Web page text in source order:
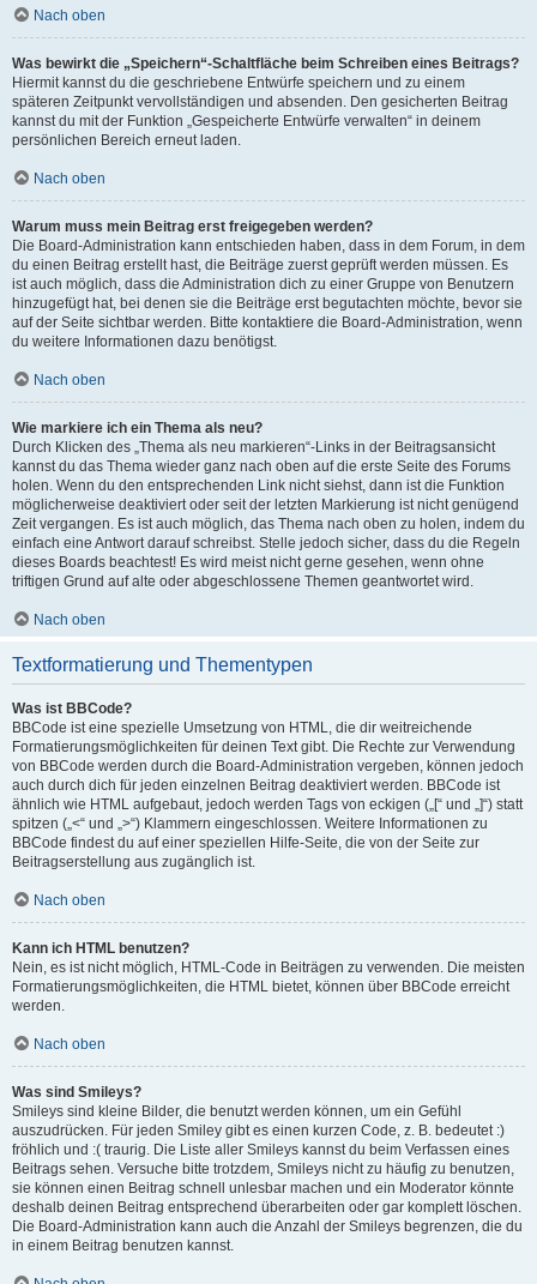
Nach oben
Was bewirkt die „Speichern“-Schaltfläche beim Schreiben eines Beitrags?
Hiermit kannst du die geschriebene Entwürfe speichern und zu einem
späteren Zeitpunkt vervollständigen und absenden. Den gesicherten Beitrag
kannst du mit der Funktion „Gespeicherte Entwürfe verwalten“ in deinem
persönlichen Bereich erneut laden.
Nach oben
Warum muss mein Beitrag erst freigegeben werden?
Die Board-Administration kann entschieden haben, dass in dem Forum, in dem
du einen Beitrag erstellt hast, die Beiträge zuerst geprüft werden müssen. Es
ist auch möglich, dass die Administration dich zu einer Gruppe von Benutzern
hinzugefügt hat, bei denen sie die Beiträge erst begutachten möchte, bevor sie
auf der Seite sichtbar werden. Bitte kontaktiere die Board-Administration, wenn
du weitere Informationen dazu benötigst.
Nach oben
Wie markiere ich ein Thema als neu?
Durch Klicken des „Thema als neu markieren“-Links in der Beitragsansicht
kannst du das Thema wieder ganz nach oben auf die erste Seite des Forums
holen. Wenn du den entsprechenden Link nicht siehst, dann ist die Funktion
möglicherweise deaktiviert oder seit der letzten Markierung ist nicht genügend
Zeit vergangen. Es ist auch möglich, das Thema nach oben zu holen, indem du
einfach eine Antwort darauf schreibst. Stelle jedoch sicher, dass du die Regeln
dieses Boards beachtest! Es wird meist nicht gerne gesehen, wenn ohne
triftigen Grund auf alte oder abgeschlossene Themen geantwortet wird.
Nach oben
Textformatierung und Thementypen
Was ist BBCode?
BBCode ist eine spezielle Umsetzung von HTML, die dir weitreichende
Formatierungsmöglichkeiten für deinen Text gibt. Die Rechte zur Verwendung
von BBCode werden durch die Board-Administration vergeben, können jedoch
auch durch dich für jeden einzelnen Beitrag deaktiviert werden. BBCode ist
ähnlich wie HTML aufgebaut, jedoch werden Tags von eckigen („[“ und „]“) statt
spitzen („<“ und „>“) Klammern eingeschlossen. Weitere Informationen zu
BBCode findest du auf einer speziellen Hilfe-Seite, die von der Seite zur
Beitragserstellung aus zugänglich ist.
Nach oben
Kann ich HTML benutzen?
Nein, es ist nicht möglich, HTML-Code in Beiträgen zu verwenden. Die meisten
Formatierungsmöglichkeiten, die HTML bietet, können über BBCode erreicht
werden.
Nach oben
Was sind Smileys?
Smileys sind kleine Bilder, die benutzt werden können, um ein Gefühl
auszudrücken. Für jeden Smiley gibt es einen kurzen Code, z. B. bedeutet :)
fröhlich und :( traurig. Die Liste aller Smileys kannst du beim Verfassen eines
Beitrags sehen. Versuche bitte trotzdem, Smileys nicht zu häufig zu benutzen,
sie können einen Beitrag schnell unlesbar machen und ein Moderator könnte
deshalb deinen Beitrag entsprechend überarbeiten oder gar komplett löschen.
Die Board-Administration kann auch die Anzahl der Smileys begrenzen, die du
in einem Beitrag benutzen kannst.